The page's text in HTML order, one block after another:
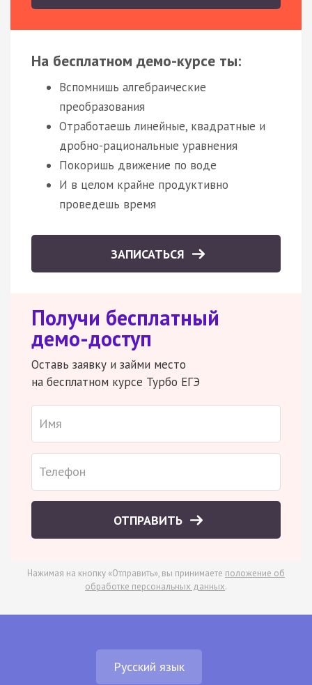
На бесплатном демо-курсе ты:
Вспомнишь алгебраические
преобразования
Отработаешь линейные, квадратные и
дробно-рациональные уравнения
Покоришь движение по воде
И в целом крайне продуктивно
проведешь время
ЗАПИСАТЬСЯ
Получи бесплатный
демо-доступ
Оставь заявку и займи место
на бесплатном курсе Турбо ЕГЭ
ОТПРАВИТЬ
Нажимая на кнопку «Отправить», вы принимаете положение об
обработке персональных данных.
Русский язык